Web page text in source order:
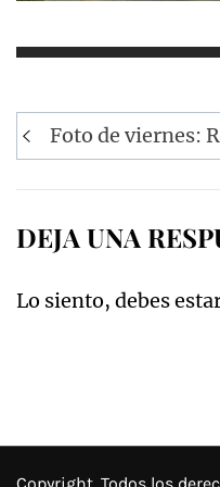
Navegación
de
Foto de viernes:
DEJA UNA
Lo siento, debes